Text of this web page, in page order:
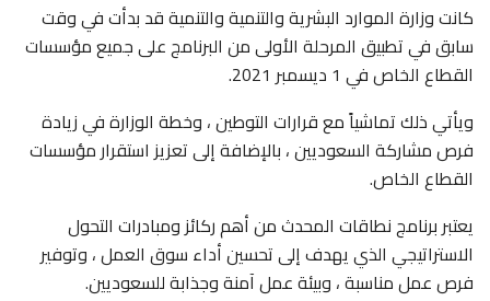
كانت وزارة الموارد البشرية والتنمية والتنمية قد بدأت في وقت
سابق في تطبيق المرحلة الأولى من البرنامج على جميع مؤسسات
القطاع الخاص في 1 ديسمبر 2021.
ويأتي ذلك تماشياً مع قرارات التوطين ، وخطة الوزارة في زيادة
فرص مشاركة السعوديين ، بالإضافة إلى تعزيز استقرار مؤسسات
القطاع الخاص.
يعتبر برنامج نطاقات المحدث من أهم ركائز ومبادرات التحول
الاستراتيجي الذي يهدف إلى تحسين أداء سوق العمل ، وتوفير
فرص عمل مناسبة ، وبيئة عمل آمنة وجذابة للسعوديين.